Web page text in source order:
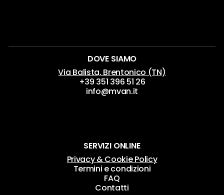
DOVE SIAMO
Via Balista, Brentonico (TN)
+39 351 396 51 26
info@mvan.it
SERVIZI ONLINE
Privacy & Cookie Policy
Termini e condizioni
FAQ
Contatti